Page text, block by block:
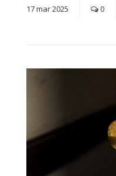
17mar2025 0